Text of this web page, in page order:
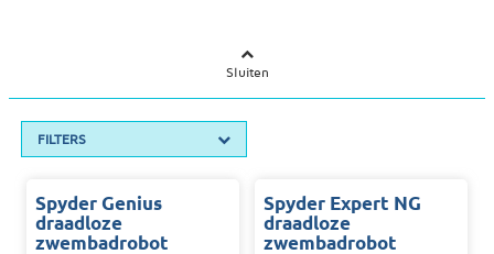
Sluiten
FILTERS
Spyder Genius
draadloze
zwembadrobot
Spyder Expert NG
draadloze
zwembadrobot